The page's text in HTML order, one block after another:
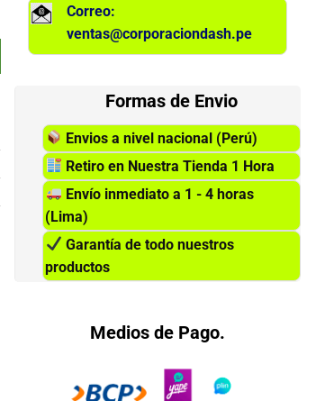
Correo:
ventas@corporaciondash.pe
Formas de Envio
Envios a nivel nacional (Perú)
Retiro en Nuestra Tienda 1 Hora
Envío inmediato a 1 - 4 horas
(Lima)
Garantía de todo nuestros
productos
Medios de Pago.